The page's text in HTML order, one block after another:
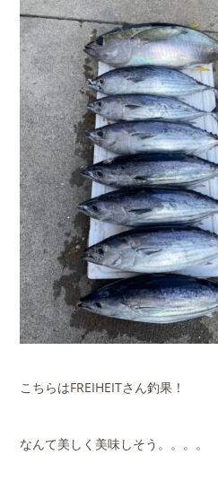
こちらはFREIHEITさん釣果！
なんて美しく美味しそう。。。。